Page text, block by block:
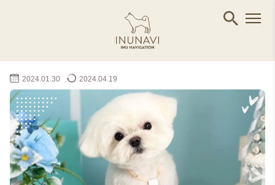
2024.01.30 2024.04.19